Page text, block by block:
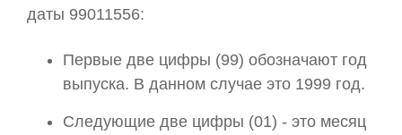
даты 99011556:
Первые две цифры (99) обозначают год
выпуска. В данном случае это 1999 год.
Следующие две цифры (01) - это месяц